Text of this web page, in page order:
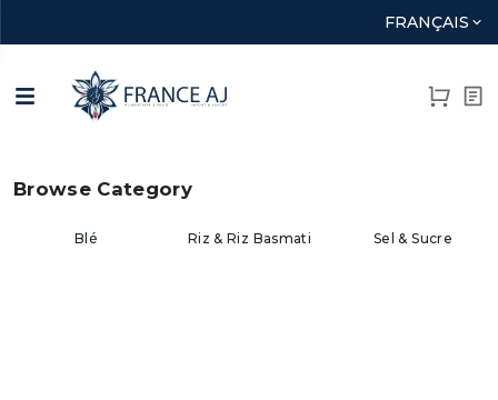
FRANÇAIS
Browse Category
Riz & Riz Basmati Sel & Sucre Farine